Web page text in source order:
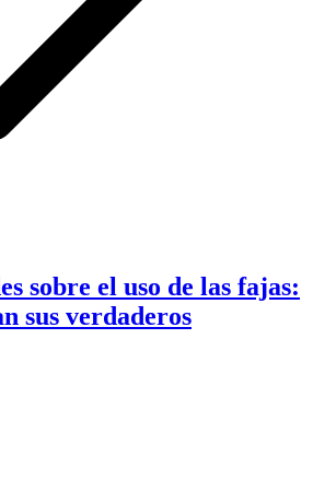
sobre el uso de las fajas:
sus verdaderos